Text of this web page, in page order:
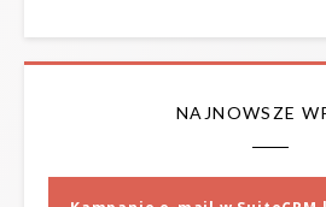
NAJNOWSZE